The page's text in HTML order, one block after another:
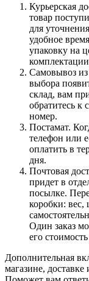
Курьерская
товар
для
удобное
упаковку на
Самовывоз из
выбора
склад, вам
обратитесь к
номер.
Постамат.
телефон или
оплатить в
дня.
Почтовая
придет в
посылке.
коробки: вес,
Один заказ
его
Дополнительная
магазине,